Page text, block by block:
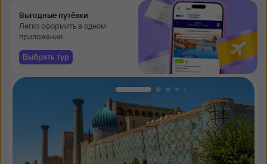
Выгодные путёвки
Легко оформить в одном
приложении
Выбрать тур